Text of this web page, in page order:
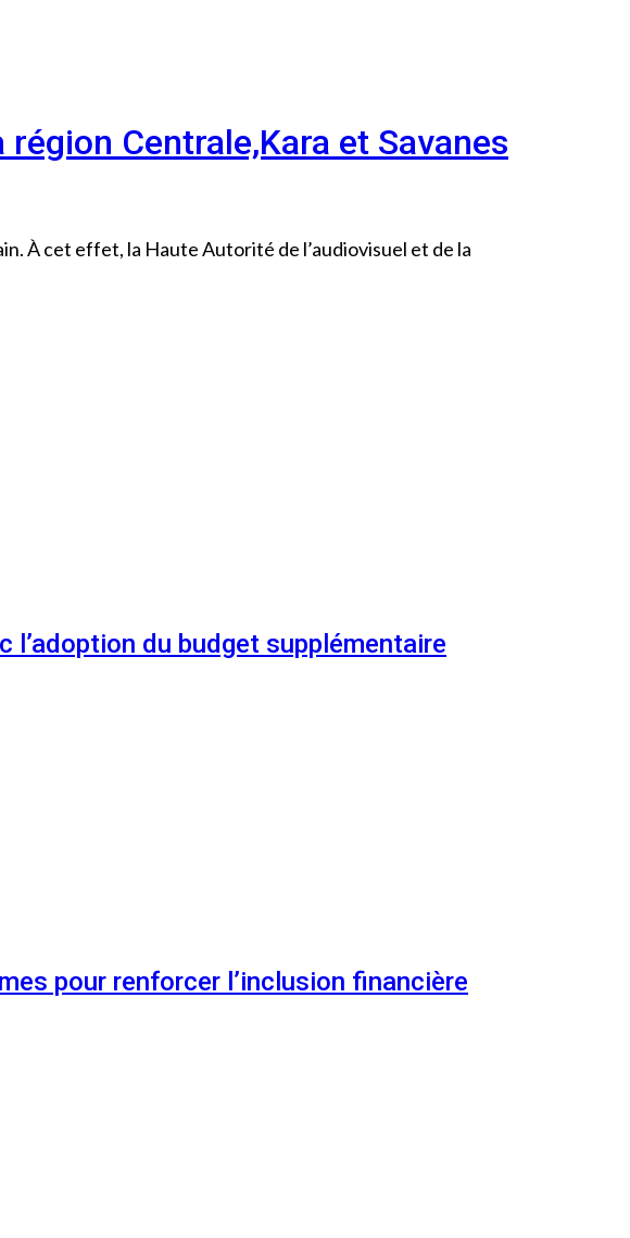
Centrale,Kara et Savanes
À cet effet, la Haute Autorité de l’audiovisuel et de la
l’adoption du budget supplémentaire
pour renforcer l’inclusion financière